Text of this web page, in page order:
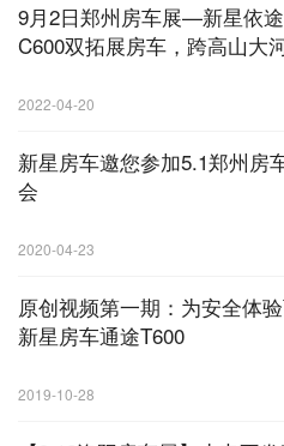
9月2日郑州房车展—新星依
C600双拓展房车，跨高山大
2022-04-20
新星房车邀您参加5.1郑州房
会
2020-04-23
原创视频第一期：为安全体验
新星房车通途T600
2019-10-28